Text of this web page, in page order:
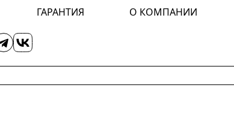
ГАРАНТИЯ О КОМПАНИИ